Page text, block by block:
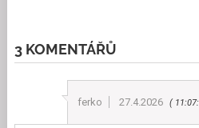
3 KOMENTÁŘŮ
ferko 27.4.2026